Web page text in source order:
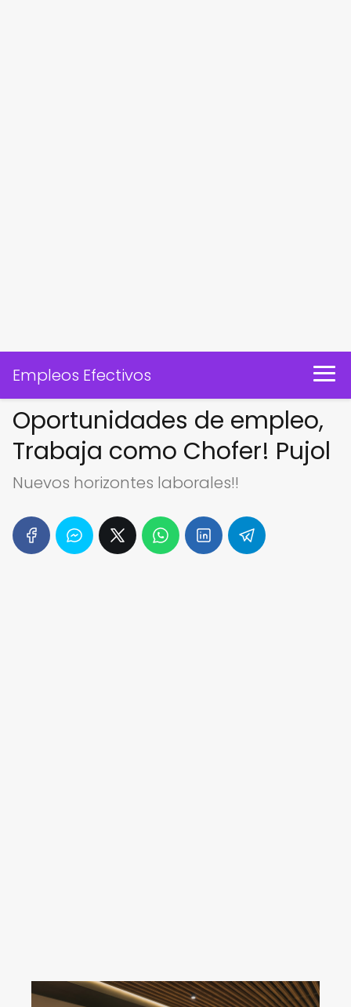
Empleos Efectivos
Oportunidades de empleo,
Trabaja como Chofer! Pujol
Nuevos horizontes laborales!!